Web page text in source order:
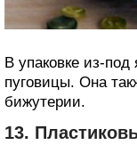
В упаковке из-
пуговицы. Она
бижутерии.
13.